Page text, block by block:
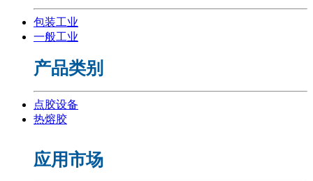
包装工业
一般工业
产品类别
点胶设备
热熔胶
应用市场